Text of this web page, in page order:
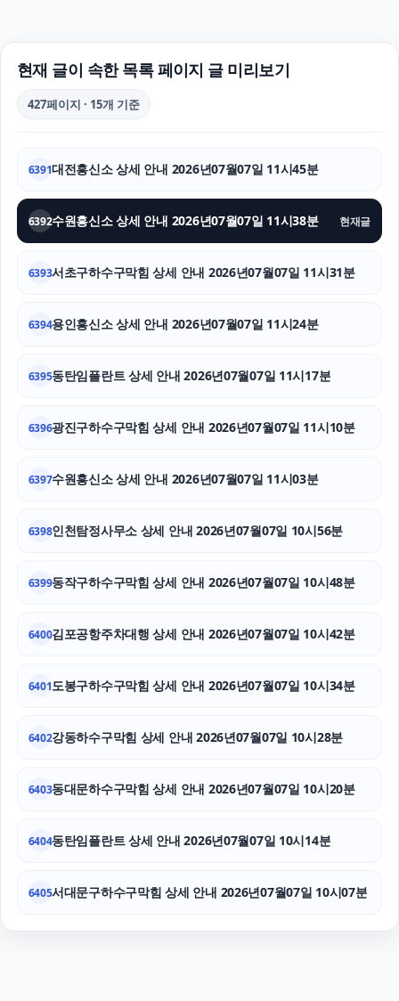
인스타 좋아요 구매
핑크티켓
서초이혼전문변호사
강아지파양
현재 글이 속한 목록 페이지 글 미리보기
427페이지 · 15개 기준
6391대전흥신소 상세 안내 2026년07월07일 11시45분
6392수원흥신소 상세 안내 2026년07월07일 11시38분 현재글
6393서초구하수구막힘 상세 안내 2026년07월07일 11시31분
6394용인흥신소 상세 안내 2026년07월07일 11시24분
6395동탄임플란트 상세 안내 2026년07월07일 11시17분
6396광진구하수구막힘 상세 안내 2026년07월07일 11시10분
6397수원흥신소 상세 안내 2026년07월07일 11시03분
6398인천탐정사무소 상세 안내 2026년07월07일 10시56분
6399동작구하수구막힘 상세 안내 2026년07월07일 10시48분
6400김포공항주차대행 상세 안내 2026년07월07일 10시42분
6401도봉구하수구막힘 상세 안내 2026년07월07일 10시34분
6402강동하수구막힘 상세 안내 2026년07월07일 10시28분
6403동대문하수구막힘 상세 안내 2026년07월07일 10시20분
6404동탄임플란트 상세 안내 2026년07월07일 10시14분
6405서대문구하수구막힘 상세 안내 2026년07월07일 10시07분